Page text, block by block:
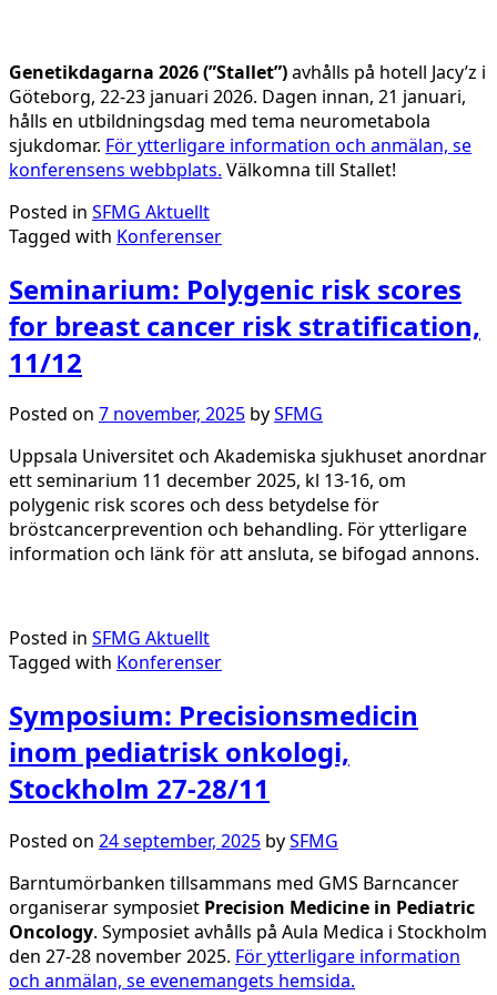
Genetikdagarna 2026 (”Stallet”)avhålls på hotell Jacy’z i
Göteborg, 22-23 januari 2026. Dagen innan, 21 januari,
hålls en utbildningsdag med tema neurometabola
sjukdomar. För ytterligare information och anmälan, se
konferensens webbplats. Välkomna till Stallet!
Posted in SFMG Aktuellt
Tagged with Konferenser
Seminarium: Polygenic risk scores
for breast cancer risk stratification,
11/12
Posted on 7 november, 2025 bySFMG
Uppsala Universitet och Akademiska sjukhuset anordnar
ett seminarium 11 december 2025, kl 13-16, om
polygenic risk scores och dess betydelse för
bröstcancerprevention och behandling. För ytterligare
information och länk för att ansluta, se bifogad annons.
Posted in SFMG Aktuellt
Tagged with Konferenser
Symposium: Precisionsmedicin
inom pediatrisk onkologi,
Stockholm 27-28/11
Posted on 24 september, 2025 bySFMG
Barntumörbanken tillsammans med GMS Barncancer
organiserar symposiet Precision Medicine in Pediatric
Oncology. Symposiet avhålls på Aula Medica i Stockholm
den 27-28 november 2025. För ytterligare information
och anmälan, se evenemangets hemsida.